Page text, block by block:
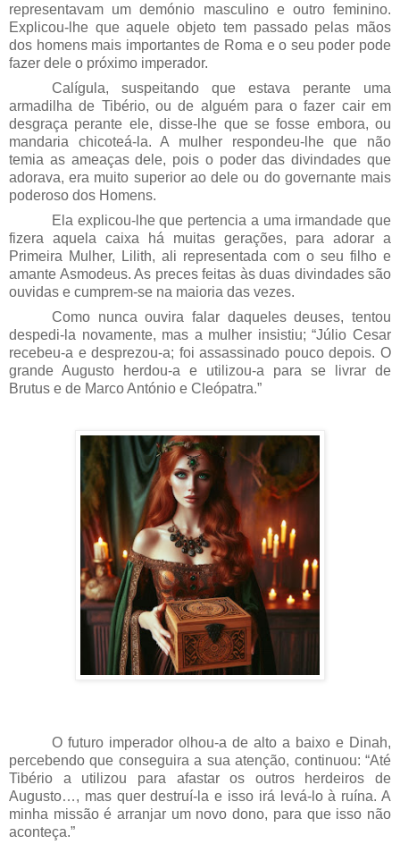
representavam um demónio masculino e outro feminino.
Explicou-lhe que aquele objeto tem passado pelas mãos
dos homens mais importantes de Roma e o seu poder pode
fazer dele o próximo imperador.
Calígula, suspeitando que estava perante uma
armadilha de Tibério, ou de alguém para o fazer cair em
desgraça perante ele, disse-lhe que se fosse embora, ou
mandaria chicoteá-la. A mulher respondeu-lhe que não
temia as ameaças dele, pois o poder das divindades que
adorava, era muito superior ao dele ou do governante mais
poderoso dos Homens.
Ela explicou-lhe que pertencia a uma irmandade que
fizera aquela caixa há muitas gerações, para adorar a
Primeira Mulher, Lilith, ali representada com o seu filho e
amante Asmodeus. As preces feitas às duas divindades são
ouvidas e cumprem-se na maioria das vezes.
Como nunca ouvira falar daqueles deuses, tentou
despedi-la novamente, mas a mulher insistiu; “Júlio Cesar
recebeu-a e desprezou-a; foi assassinado pouco depois. O
grande Augusto herdou-a e utilizou-a para se livrar de
Brutus e de Marco António e Cleópatra.”
O futuro imperador olhou-a de alto a baixo e Dinah,
percebendo que conseguira a sua atenção, continuou: “Até
Tibério a utilizou para afastar os outros herdeiros de
Augusto…, mas quer destruí-la e isso irá levá-lo à ruína. A
minha missão é arranjar um novo dono, para que isso não
aconteça.”